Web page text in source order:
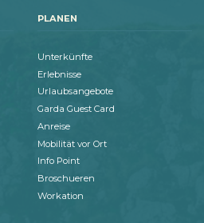
PLANEN
Unterkünfte
Erlebnisse
Urlaubsangebote
Garda Guest Card
Anreise
Mobilität vor Ort
Info Point
Broschueren
Workation